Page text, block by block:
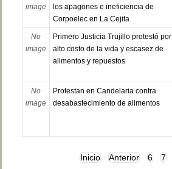
image
los apagones e ineficiencia de
Corpoelec en La Cejita
No
image
Primero Justicia Trujillo protestó por
alto costo de la vida y escasez de
alimentos y repuestos
No
image
Protestan en Candelaria contra
desabastecimiento de alimentos
Inicio Anterior 6 7